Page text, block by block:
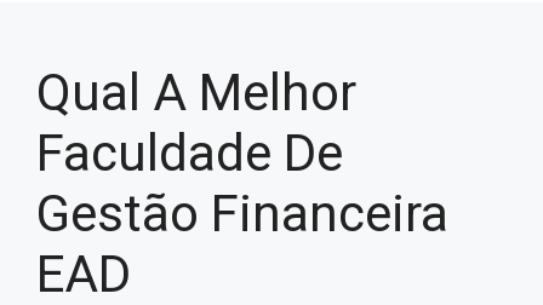
Qual A Melhor
Faculdade De
Gestão Financeira
EAD